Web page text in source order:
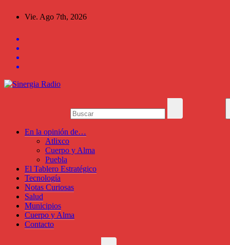
Vie. Ago 7th, 2026
En la opinión de…
Atlixco
Cuerpo y Alma
Puebla
El Tablero Estratégico
Tecnología
Notas Curiosas
Salud
Municipios
Cuerpo y Alma
Contacto